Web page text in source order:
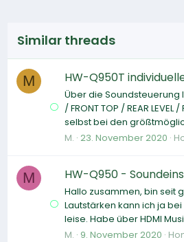
Similar threads
M HW-Q950T
Über die Soundsteuerung
/ FRONT TOP / REAR
selbst bei den
M. 23. November 2020
M HW-Q950 -
Hallo zusammen, bin seit
Lautstärken kann ich ja bei
leise. Habe über HDMI
M. 9. November 2020